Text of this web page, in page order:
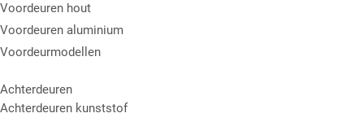
Voordeuren hout
Voordeuren aluminium
Voordeurmodellen
Achterdeuren
Achterdeuren kunststof